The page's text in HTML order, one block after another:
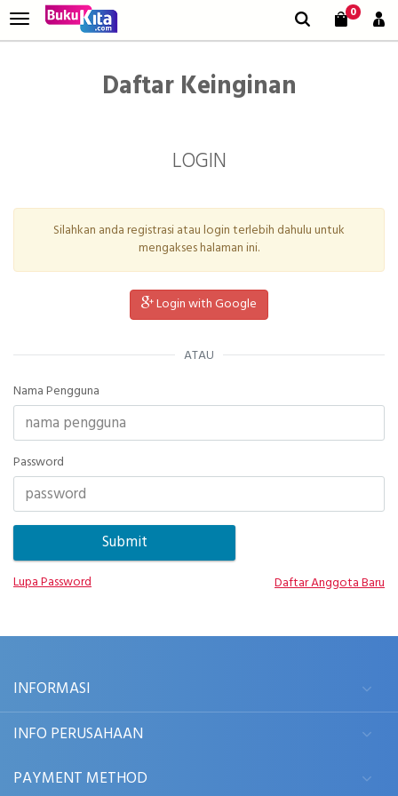
0
Daftar Keinginan
LOGIN
Silahkan anda registrasi atau login terlebih dahulu untuk
mengakses halaman ini.
Login with Google
ATAU
Nama Pengguna
Password
Lupa Password Daftar Anggota Baru
INFORMASI
INFO PERUSAHAAN
PAYMENT METHOD